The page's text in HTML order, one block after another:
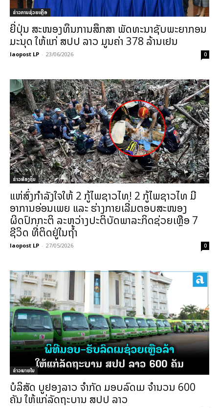
ຂ່າວການຊ່ວຍເຫຼືອ
ຍີ່ປຸ່ນ ສະໜອງທຶນການສຶກສາ ພັດທະນາຊັບພະຍາກອນ
ມະນຸດ ໃຫ້ແກ່ ສປປ ລາວ ມູນຄ່າ 378 ລ້ານເຢນ
laopost LP - 23/06/2026 0
ຂ່າວທ້ອງຖິ່ນ
ແຫ່ສົ່ງກຳລັງໃຈໃຫ້ 2 ກູ້ໄພຊາວໄທ! 2 ກູ້ໄພຊາວໄທ ມີ
ອາການອ່ອນເພຍ ແລະ ຮ່າງກາຍເລີ່ມຕອບສະໜອງ
ຜິດປົກກະຕິ ລະຫວ່າງປະຕິບັດພາລະກິດຊ່ວຍເຫຼືອ 7
ຊີວິດ ທີ່ຕິດຢູ່ໃນຖ້ຳ
laopost LP - 27/05/2026 0
ຂ່າວພາຍ​ໃນ
ບໍລິສັດ ບູຢອງລາວ ຈຳກັດ ມອບລົດເມ ຈໍານວນ 600
ຄັນ ໃຫ້ແກ່ລັດຖະບານ ສປປ ລາວ